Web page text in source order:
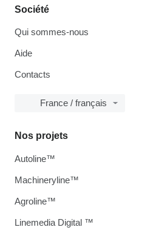
Société
Qui sommes-nous
Aide
Contacts
France / français
Nos projets
Autoline™
Machineryline™
Agroline™
Linemedia Digital ™